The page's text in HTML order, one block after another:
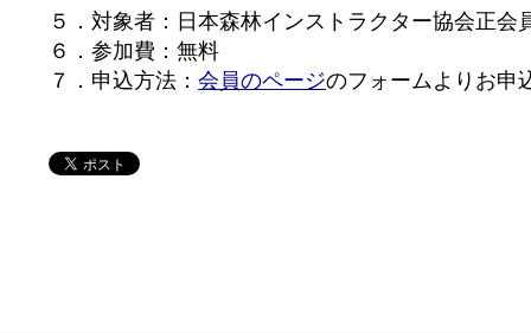
５．対象者：日本森林インストラクター協会正会
６．参加費：無料
７．申込方法：会員のページのフォームよりお申